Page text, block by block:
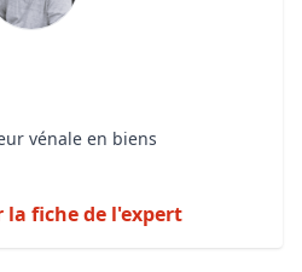
vénale en biens
la fiche de l'expert